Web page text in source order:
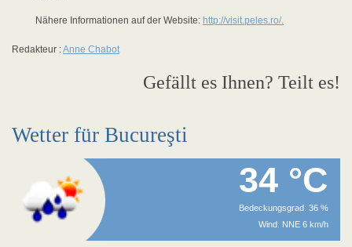
Nähere Informationen auf der Website: http://visit.peles.ro/.
Redakteur :Anne Chabot
Gefällt es Ihnen? Teilt es!
Wetter für Bucureşti
34 °C
Bedeckungsgrad: 36 %
Wind: NNE 6 km/h